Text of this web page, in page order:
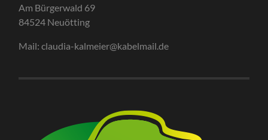
Am Bürgerwald 69
84524 Neuötting
Mail: claudia-kalmeier@kabelmail.de